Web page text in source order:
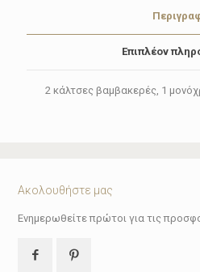
Επιπλέον
2 κάλτσες βαμβακερές, 1
Ακολουθήστε μας
Ενημερωθείτε πρώτοι για τις